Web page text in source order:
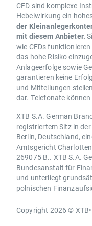
CFD sind komplexe
Hebelwirkung ein
der
mit diesem Anbieter.
wie CFDs
das hohe Risiko
Anlageerfolge sowie
garantieren keine
und Mitteilungen
dar. Telefonate
XTB S.A. German
registriertem Sitz in
Berlin, Deutschland,
Amtsgericht
269075 B.. XTB S.A.
Bundesanstalt für
und unterliegt
polnischen
Copyright 2026 © XTB•